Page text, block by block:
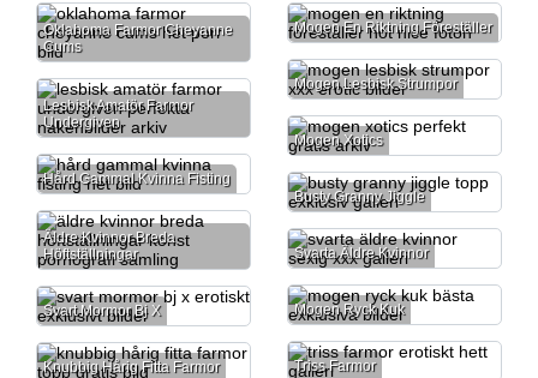
Oklahoma Farmor Cheyanne
Cums
Mogen En Riktning Föreställer
Mogen Lesbisk Strumpor
Lesbisk Amatör Farmor
Undergiven
Mogen Xotics
Hård Gammal Kvinna Fisting
Busty Granny Jiggle
Äldre Kvinnor Breda
Höftställningar
Svarta Äldre Kvinnor
Mogen Ryck Kuk
Svart Mormor Bj X
Triss Farmor
Knubbig Hårig Fitta Farmor